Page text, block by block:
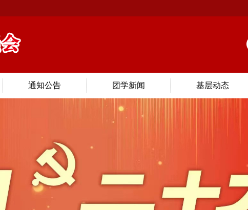
通知公告 团学新闻 基层动态